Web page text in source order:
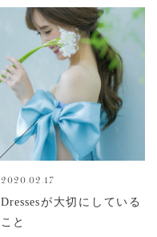
2020.02.17
Dressesが大切にしている
こと